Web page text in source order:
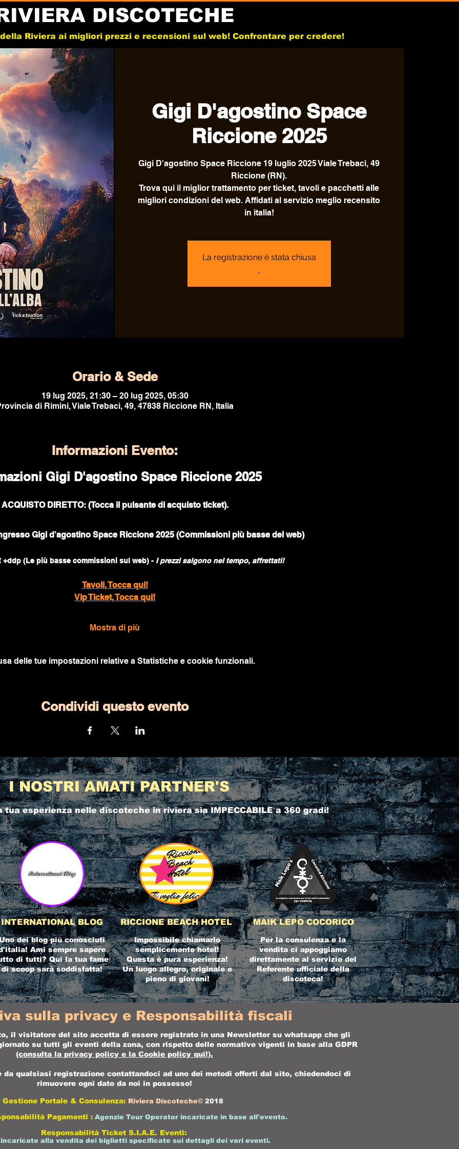
DISCOTECHE
Riviera ai migliori prezzi e recensioni sul web! Confrontare per credere!
Gigi D'agostino Space
Riccione 2025
Gigi D'agostino Space Riccione 19 luglio 2025 Viale Trebaci, 49
Riccione (RN).
Trova qui il miglior trattamento per ticket, tavoli e pacchetti alle
migliori condizioni del web. Affidati al servizio meglio recensito
in italia!
La registrazione è stata chiusa
.
Orario & Sede
19 lug 2025, 21:30 – 20 lug 2025, 05:30
di Rimini, Viale Trebaci, 49, 47838 Riccione RN, Italia
Informazioni Evento:
Gigi D'agostino Space Riccione 2025
ACQUISTO DIRETTO: (Tocca il pulsante di acquisto ticket).
Gigi d'agostino Space Riccione 2025 (Commissioni più basse del web)
+ddp (Le più basse commissioni sul web) - I prezzi salgono nel tempo, affrettati!
Tavoli, Tocca qui!
Vip Ticket, Tocca qui!
Mostra di più
delle tue impostazioni relative a Statistiche e cookie funzionali.
Condividi questo evento
I NOSTRI AMATI PARTNER'S
tua esperienza nellediscoteche in rivierasia IMPECCABILE a 360 gradi!
INTERNATIONAL BLOG
dei blog più conosciuti
Ami sempre sapere
di tutti? Qui la tua fame
di scoop sarà soddisfatta!
RICCIONE BEACH HOTEL
Impossibile chiamarlo
semplicemente hotel!
Questa è pura esperienza!
Un luogo allegro, originale e
pieno di giovani!
MAIK LEPO COCORICO
Per la consulenza e la
vendita ci appoggiamo
direttamente al servizio del
Referente ufficiale della
discoteca!
sulla privacy e Responsabilità fiscali
il visitatore del sito accetta di essere registrato in una Newsletter su whatsapp che gli
su tutti gli eventi della zona, con rispetto delle normative vigenti in base alla GDPR
(consulta la privacy policy e la Cookie policy qui!).
da qualsiasi registrazione contattandoci ad uno dei metodi offerti dal sito, chiedendoci di
rimuovere ogni dato da noi in possesso!
Gestione Portale & Consulenza: Riviera Discoteche© 2018
Pagamenti : Agenzie Tour Operator incaricate in base all'evento.
Responsabilità Ticket S.I.A.E. Eventi:
alla vendita dei biglietti specificate sui dettagli dei vari eventi.